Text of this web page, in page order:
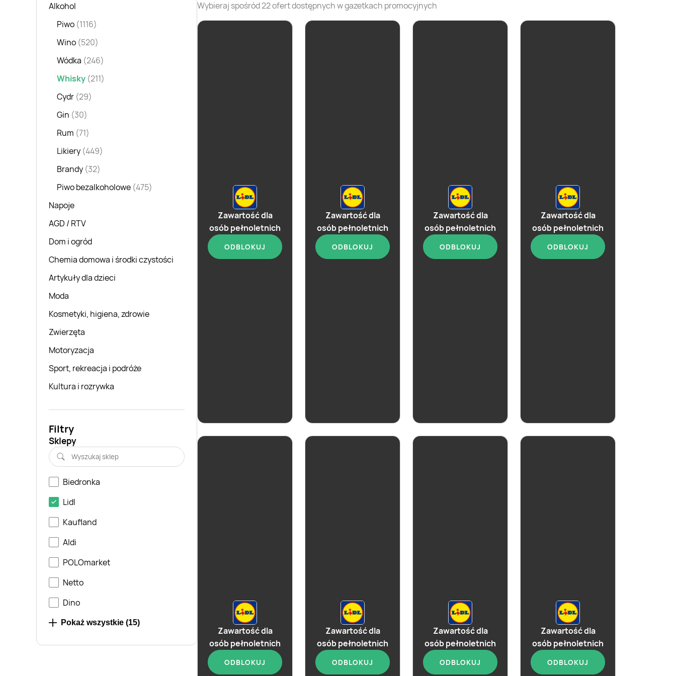
Alkohol
Piwo (1116)
Wino (520)
Wódka (246)
Whisky (211)
Cydr (29)
Gin (30)
Rum (71)
Likiery (449)
Brandy (32)
Piwo bezalkoholowe (475)
Napoje
AGD / RTV
Dom i ogród
Chemia domowa i środki czystości
Artykuły dla dzieci
Moda
Kosmetyki, higiena, zdrowie
Zwierzęta
Motoryzacja
Sport, rekreacja i podróże
Kultura i rozrywka
Filtry
Sklepy
Biedronka
Lidl
Kaufland
Aldi
POLOmarket
Netto
Dino
Stokrotka
Delfin
Pokaż wszystkie (15)
Wybieraj spośród22ofert dostępnych w gazetkach promocyjnych
Zawartość dla
osób pełnoletnich
ODBLOKUJ
Zawartość dla
osób pełnoletnich
ODBLOKUJ
Zawartość dla
osób pełnoletnich
ODBLOKUJ
Zawartość dla
osób pełnoletnich
ODBLOKUJ
Zawartość dla
osób pełnoletnich
ODBLOKUJ
Zawartość dla
osób pełnoletnich
ODBLOKUJ
Zawartość dla
osób pełnoletnich
ODBLOKUJ
Zawartość dla
osób pełnoletnich
ODBLOKUJ
aktualna